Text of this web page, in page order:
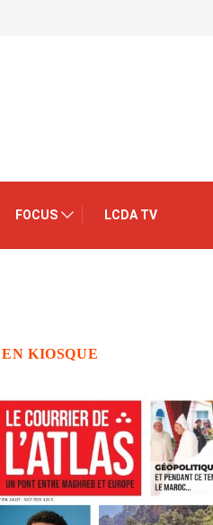
FOCUS LCDA TV
EN KIOSQUE